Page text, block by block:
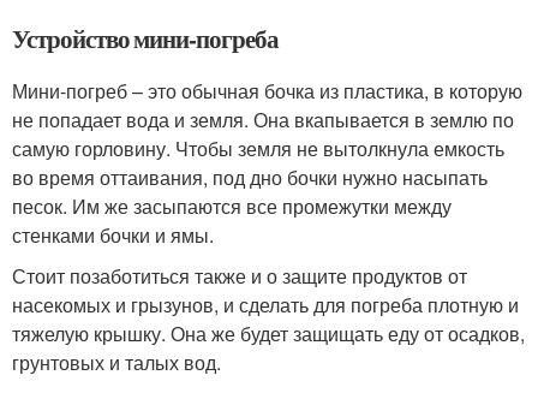
Устройство мини-погреба
Мини-погреб – это обычная бочка из пластика, в которую
не попадает вода и земля. Она вкапывается в землю по
самую горловину. Чтобы земля не вытолкнула емкость
во время оттаивания, под дно бочки нужно насыпать
песок. Им же засыпаются все промежутки между
стенками бочки и ямы.
Стоит позаботиться также и о защите продуктов от
насекомых и грызунов, и сделать для погреба плотную и
тяжелую крышку. Она же будет защищать еду от осадков,
грунтовых и талых вод.